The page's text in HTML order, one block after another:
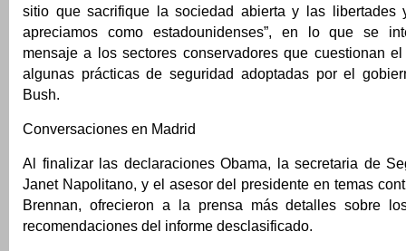
sitio que sacrifique la sociedad abierta y las libertades
apreciamos como estadounidenses”, en lo que se
mensaje a los sectores conservadores que cuestionan
algunas prácticas de seguridad adoptadas por el
Bush.
Conversaciones en Madrid
Al finalizar las declaraciones Obama, la secretaria de
Janet Napolitano, y el asesor del presidente en temas
Brennan, ofrecieron a la prensa más detalles sobre
recomendaciones del informe desclasificado.